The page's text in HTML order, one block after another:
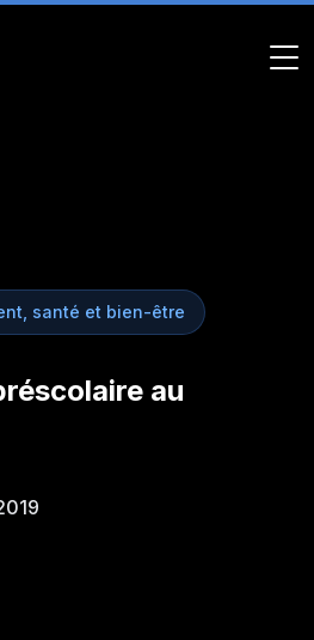
santé et bien-être
au